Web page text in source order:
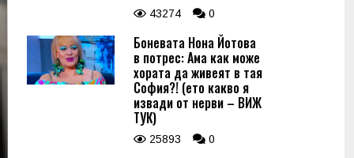
43274 0
Боневата Нона Йотова
в потрес: Ама как може
хората да живеят в тая
София?! (ето какво я
извади от нерви – ВИЖ
ТУК)
25893 0